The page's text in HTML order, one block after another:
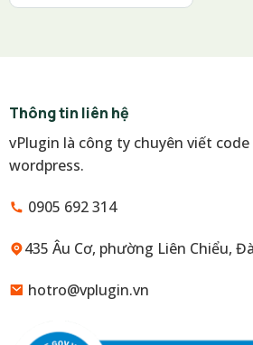
Thông tin liên hệ
vPlugin là công ty chuyên viết
wordpress.
0905 692 314
435 Âu Cơ, phường Liên Chiểu,
hotro@vplugin.vn